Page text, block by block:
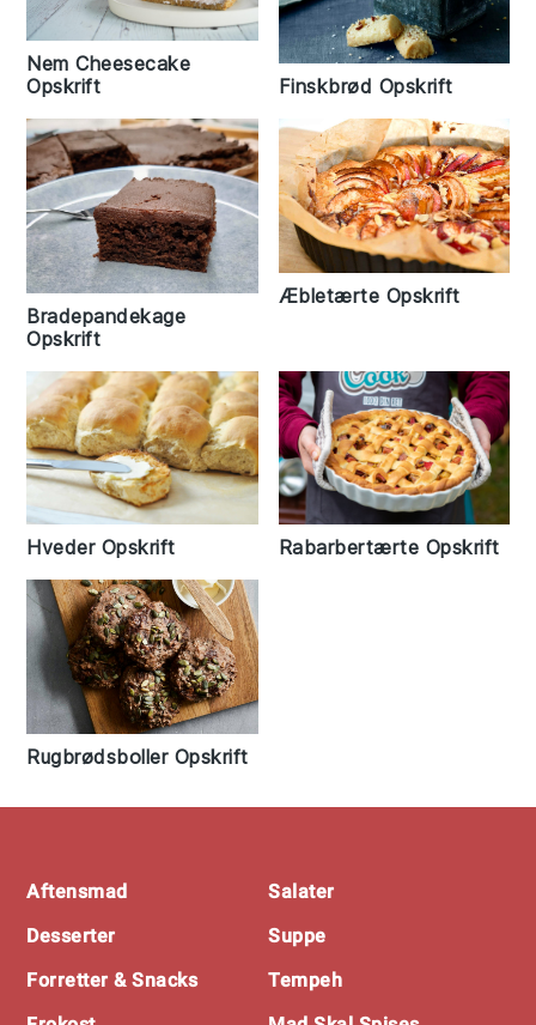
Nem Cheesecake
Opskrift
Finskbrød Opskrift
Bradepandekage
Opskrift
Æbletærte Opskrift
Hveder Opskrift Rabarbertærte Opskrift
Rugbrødsboller Opskrift
Footer
Aftensmad
Desserter
Forretter & Snacks
Salater
Suppe
Tempeh